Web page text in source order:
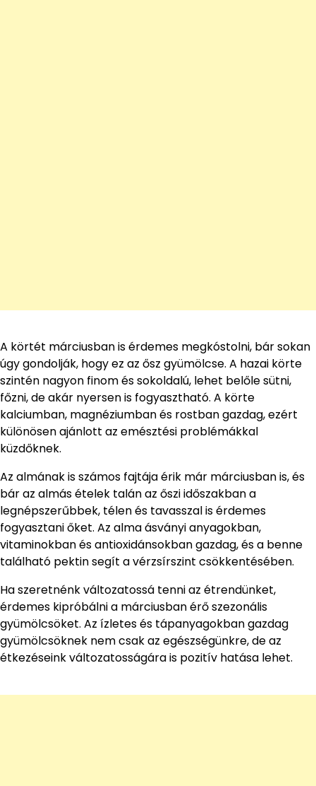
A körtét márciusban is érdemes megkóstolni, bár sokan
úgy gondolják, hogy ez az ősz gyümölcse. A hazai körte
szintén nagyon finom és sokoldalú, lehet belőle sütni,
főzni, de akár nyersen is fogyasztható. A körte
kalciumban, magnéziumban és rostban gazdag, ezért
különösen ajánlott az emésztési problémákkal
küzdőknek.
Az almának is számos fajtája érik már márciusban is, és
bár az almás ételek talán az őszi időszakban a
legnépszerűbbek, télen és tavasszal is érdemes
fogyasztani őket. Az alma ásványi anyagokban,
vitaminokban és antioxidánsokban gazdag, és a benne
található pektin segít a vérzsírszint csökkentésében.
Ha szeretnénk változatossá tenni az étrendünket,
érdemes kipróbálni a márciusban érő szezonális
gyümölcsöket. Az ízletes és tápanyagokban gazdag
gyümölcsöknek nem csak az egészségünkre, de az
étkezéseink változatosságára is pozitív hatása lehet.